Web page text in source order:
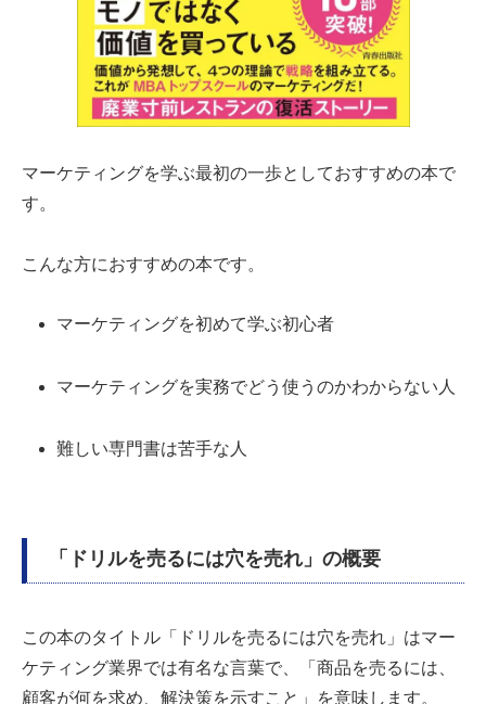
マーケティングを学ぶ最初の一歩としておすすめの本で
す。
こんな方におすすめの本です。
マーケティングを初めて学ぶ初心者
マーケティングを実務でどう使うのかわからない人
難しい専門書は苦手な人
「ドリルを売るには穴を売れ」の概要
この本のタイトル「ドリルを売るには穴を売れ」はマー
ケティング業界では有名な言葉で、「商品を売るには、
顧客が何を求め、解決策を示すこと」を意味します。